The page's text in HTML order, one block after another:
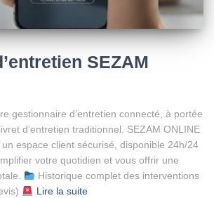
SEZAM
gestionnaire d’entretien connecté, à portée
d’entretien traditionnel. SEZAM ONLINE
espace client sécurisé, disponible 24h/24
votre quotidien et vous offrir une
Historique complet des interventions
Lire la suite